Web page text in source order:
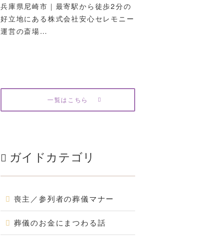
兵庫県尼崎市｜最寄駅から徒歩2分の
好立地にある株式会社安心セレモニー
運営の斎場…
一覧はこちら
ガイドカテゴリ
喪主／参列者の葬儀マナー
葬儀のお金にまつわる話